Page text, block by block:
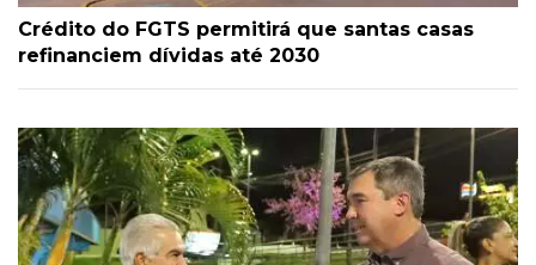
Crédito do FGTS permitirá que santas casas
refinanciem dívidas até 2030